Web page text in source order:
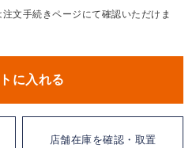
文手続きページにて確認いただけま
に入れる
店舗在庫を確認・取置